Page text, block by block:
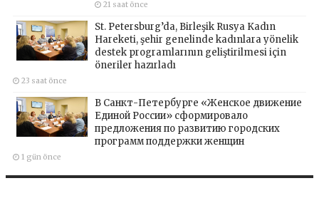
21 saat önce
St. Petersburg’da, Birleşik Rusya Kadın
Hareketi, şehir genelinde kadınlara yönelik
destek programlarının geliştirilmesi için
öneriler hazırladı
23 saat önce
В Санкт-Петербурге «Женское движение
Единой России» сформировало
предложения по развитию городских
программ поддержки женщин
1 gün önce